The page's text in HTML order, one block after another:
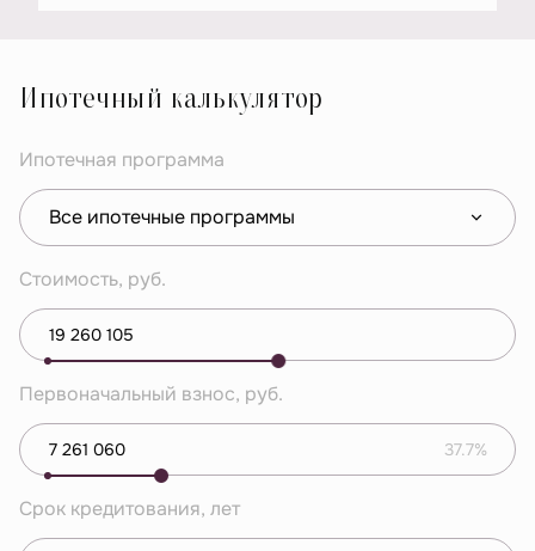
Ипотечный калькулятор
Ипотечная программа
Все ипотечные программы
Стоимость, руб.
Первоначальный взнос, руб.
37.7%
Срок кредитования, лет